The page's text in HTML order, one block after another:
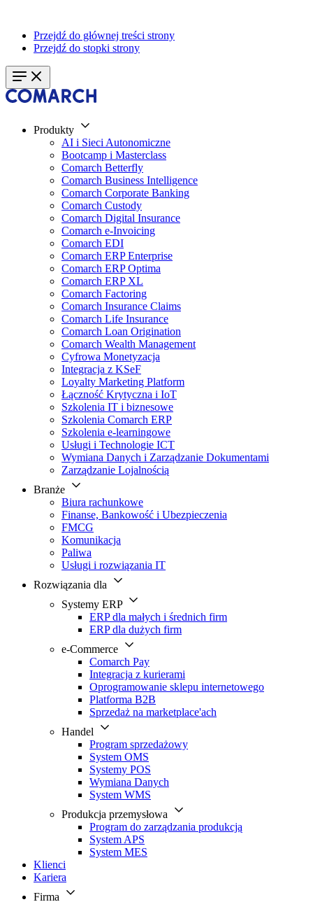
Przejdź do głównej treści strony
Przejdź do stopki strony
Produkty
AI i Sieci Autonomiczne
Bootcamp i Masterclass
Comarch Betterfly
Comarch Business Intelligence
Comarch Corporate Banking
Comarch Custody
Comarch Digital Insurance
Comarch e-Invoicing
Comarch EDI
Comarch ERP Enterprise
Comarch ERP Optima
Comarch ERP XL
Comarch Factoring
Comarch Insurance Claims
Comarch Life Insurance
Comarch Loan Origination
Comarch Wealth Management
Cyfrowa Monetyzacja
Integracja z KSeF
Loyalty Marketing Platform
Łączność Krytyczna i IoT
Szkolenia IT i biznesowe
Szkolenia Comarch ERP
Szkolenia e-learningowe
Usługi i Technologie ICT
Wymiana Danych i Zarządzanie Dokumentami
Zarządzanie Lojalnością
Branże
Biura rachunkowe
Finanse, Bankowość i Ubezpieczenia
FMCG
Komunikacja
Paliwa
Usługi i rozwiązania IT
Rozwiązania dla
Systemy ERP
ERP dla małych i średnich firm
ERP dla dużych firm
e-Commerce
Comarch Pay
Integracja z kurierami
Oprogramowanie sklepu internetowego
Platforma B2B
Sprzedaż na marketplace'ach
Handel
Program sprzedażowy
System OMS
Systemy POS
Wymiana Danych
System WMS
Produkcja przemysłowa
Program do zarządzania produkcją
System APS
System MES
Klienci
Kariera
Firma